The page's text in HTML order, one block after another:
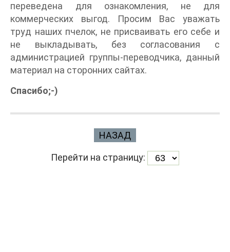
переведена для ознакомления, не для
коммерческих выгод. Просим Вас уважать
труд наших пчелок, не присваивать его себе и
не выкладывать, без согласования с
администрацией группы-переводчика, данный
материал на сторонних сайтах.
Спасибо;-)
НАЗАД
Перейти на страницу: